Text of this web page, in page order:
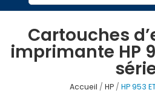
Cartouches
imprimante HP
Accueil HP HP 953